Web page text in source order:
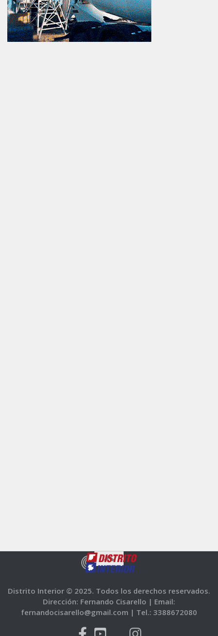
Distrito Interior © 2025. Todos los derechos reservados.
Dirección: Fernando Cisarello | Email:
fernandocisarello@gmail.com | Tel.: 3388672080